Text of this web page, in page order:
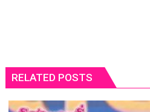
RELATED POSTS